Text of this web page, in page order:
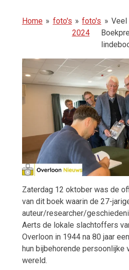
Home » foto's » foto's
2024
» Veel
Zaterdag 12 oktober was de
van dit boek waarin de 27-
auteur/researcher/
Aerts de lokale slachtoffers
Overloon in 1944 na 80 jaar
hun bijbehorende persoonlijke
wereld.